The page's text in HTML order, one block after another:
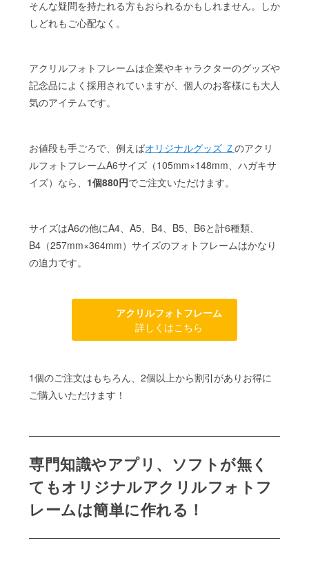
そんな疑問を持たれる方もおられるかもしれません。しか
しどれもご心配なく。
アクリルフォトフレームは企業やキャラクターのグッズや
記念品によく採用されていますが、個人のお客様にも大人
気のアイテムです。
お値段も手ごろで、例えばオリジナルグッズ Ｚのアクリ
ルフォトフレームA6サイズ（105mm×148mm、ハガキサ
イズ）なら、 1個880円でご注文いただけます。
サイズはA6の他にA4、A5、B4、B5、B6と計6種類、
B4（257mm×364mm）サイズのフォトフレームはかなり
の迫力です。
アクリルフォトフレーム
詳しくはこちら
1個のご注文はもちろん、2個以上から割引がありお得に
ご購入いただけます！
専門知識やアプリ、ソフトが無く
てもオリジナルアクリルフォトフ
レームは簡単に作れる！